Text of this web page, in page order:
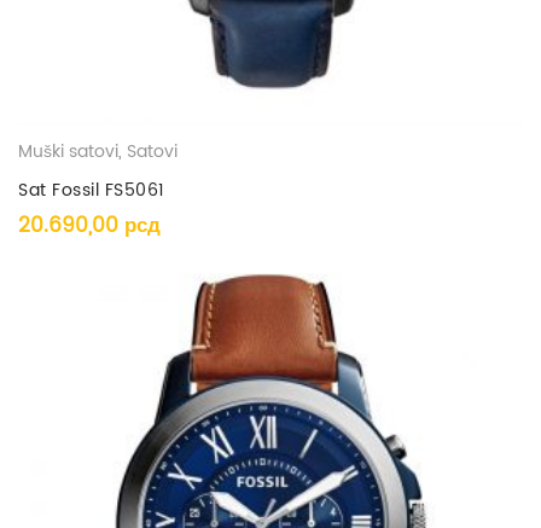
Muški satovi, Satovi
Sat Fossil FS5061
20.690,00 рсд